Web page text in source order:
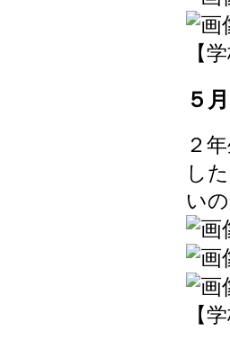
【
５
２
し
い
【